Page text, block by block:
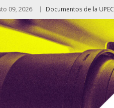
09, 2026 Documentos de la UPEC